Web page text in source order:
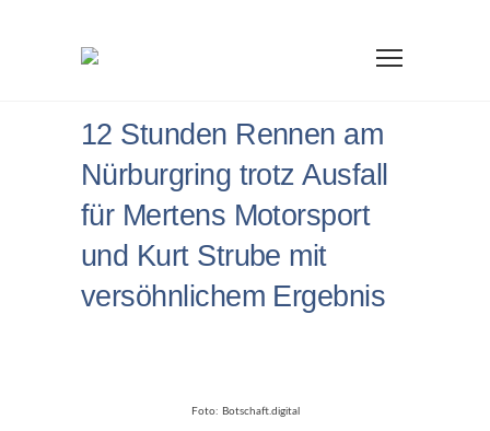
12 Stunden Rennen am
Nürburgring trotz Ausfall
für Mertens Motorsport
und Kurt Strube mit
versöhnlichem Ergebnis
Foto: Botschaft.digital